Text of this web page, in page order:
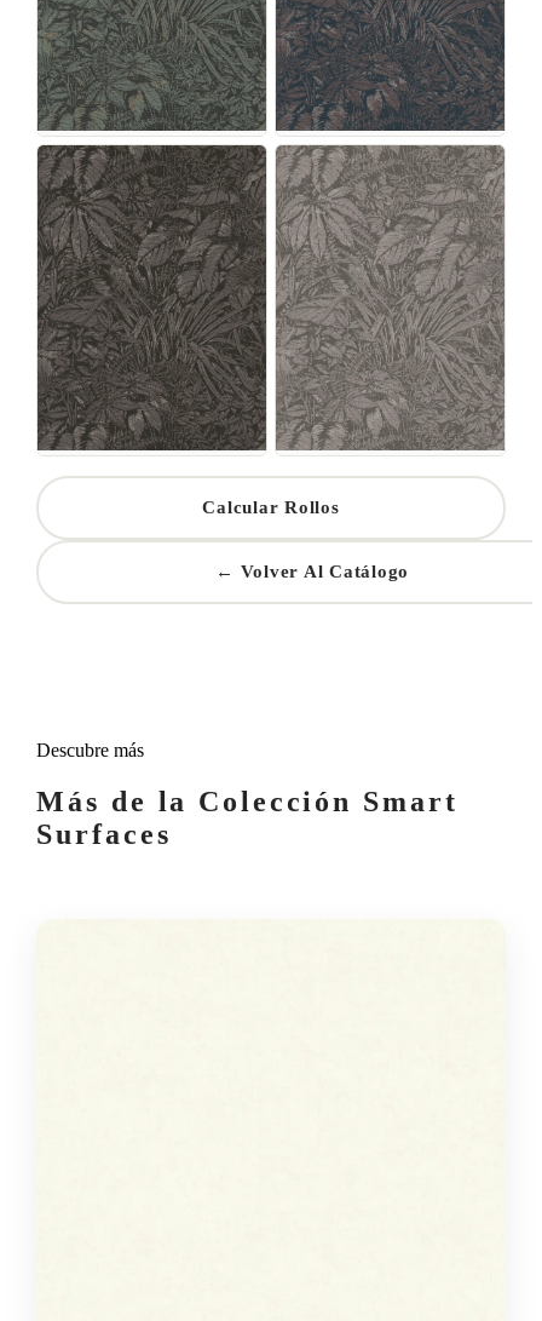
Calcular Rollos
← Volver Al Catálogo
Descubre más
Más de la Colección Smart
Surfaces